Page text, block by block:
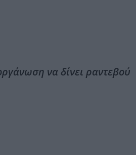
να δίνει ραντεβού